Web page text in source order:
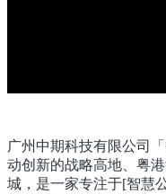
广州中期科技有限公司
动创新的战略高地、粤
城，是一家专注于[智慧